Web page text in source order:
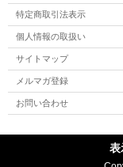
特定商取引法表示
個人情報の取扱い
サイトマップ
メルマガ登録
お問い合わせ
表